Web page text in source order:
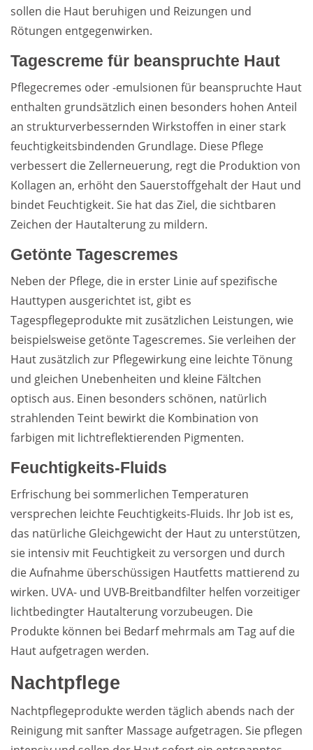
sollen die Haut beruhigen und Reizungen und
Rötungen entgegenwirken.
Tagescreme für beanspruchte Haut
Pflegecremes oder -emulsionen für beanspruchte Haut
enthalten grundsätzlich einen besonders hohen Anteil
an strukturverbessernden Wirkstoffen in einer stark
feuchtigkeitsbindenden Grundlage. Diese Pflege
verbessert die Zellerneuerung, regt die Produktion von
Kollagen an, erhöht den Sauerstoffgehalt der Haut und
bindet Feuchtigkeit. Sie hat das Ziel, die sichtbaren
Zeichen der Hautalterung zu mildern.
Getönte Tagescremes
Neben der Pflege, die in erster Linie auf spezifische
Hauttypen ausgerichtet ist, gibt es
Tagespflegeprodukte mit zusätzlichen Leistungen, wie
beispielsweise getönte Tagescremes. Sie verleihen der
Haut zusätzlich zur Pflegewirkung eine leichte Tönung
und gleichen Unebenheiten und kleine Fältchen
optisch aus. Einen besonders schönen, natürlich
strahlenden Teint bewirkt die Kombination von
farbigen mit lichtreflektierenden Pigmenten.
Feuchtigkeits-Fluids
Erfrischung bei sommerlichen Temperaturen
versprechen leichte Feuchtigkeits-Fluids. Ihr Job ist es,
das natürliche Gleichgewicht der Haut zu unterstützen,
sie intensiv mit Feuchtigkeit zu versorgen und durch
die Aufnahme überschüssigen Hautfetts mattierend zu
wirken. UVA- und UVB-Breitbandfilter helfen vorzeitiger
lichtbedingter Hautalterung vorzubeugen. Die
Produkte können bei Bedarf mehrmals am Tag auf die
Haut aufgetragen werden.
Nachtpflege
Nachtpflegeprodukte werden täglich abends nach der
Reinigung mit sanfter Massage aufgetragen. Sie pflegen